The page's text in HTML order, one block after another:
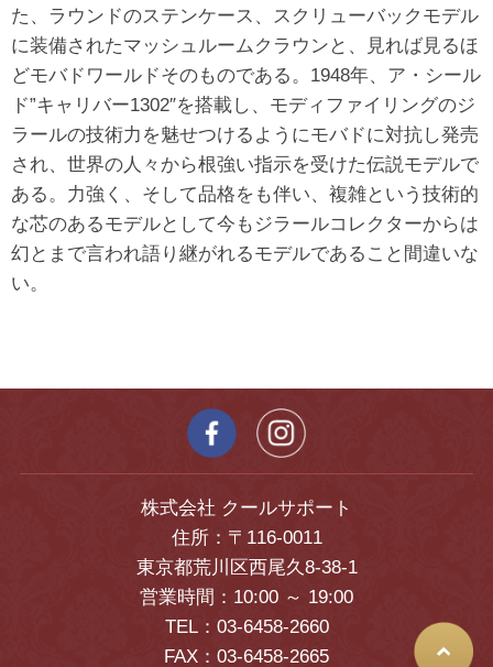
た、ラウンドのステンケース、スクリューバックモデル
に装備されたマッシュルームクラウンと、見れば見るほ
どモバドワールドそのものである。1948年、ア・シール
ド”キャリバー1302″を搭載し、モディファイリングのジ
ラールの技術力を魅せつけるようにモバドに対抗し発売
され、世界の人々から根強い指示を受けた伝説モデルで
ある。力強く、そして品格をも伴い、複雑という技術的
な芯のあるモデルとして今もジラールコレクターからは
幻とまで言われ語り継がれるモデルであること間違いな
い。
株式会社 クールサポート
住所：〒116-0011
東京都荒川区西尾久8-38-1
営業時間：10:00 ～ 19:00
TEL：03-6458-2660
FAX：03-6458-2665